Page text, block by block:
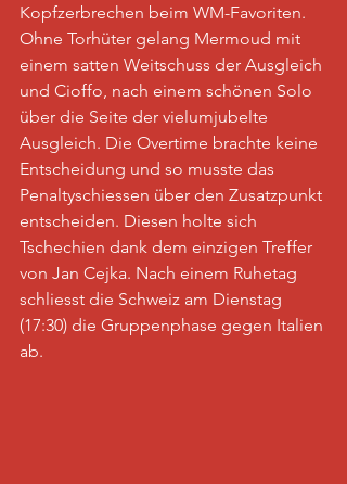
Kopfzerbrechen beim WM-Favoriten.
Ohne Torhüter gelang Mermoud mit
einem satten Weitschuss der Ausgleich
und Cioffo, nach einem schönen Solo
über die Seite der vielumjubelte
Ausgleich. Die Overtime brachte keine
Entscheidung und so musste das
Penaltyschiessen über den Zusatzpunkt
entscheiden. Diesen holte sich
Tschechien dank dem einzigen Treffer
von Jan Cejka. Nach einem Ruhetag
schliesst die Schweiz am Dienstag
(17:30) die Gruppenphase gegen Italien
ab.